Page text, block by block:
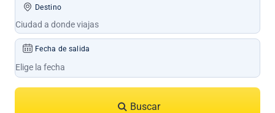
Destino
Fecha de salida
Buscar